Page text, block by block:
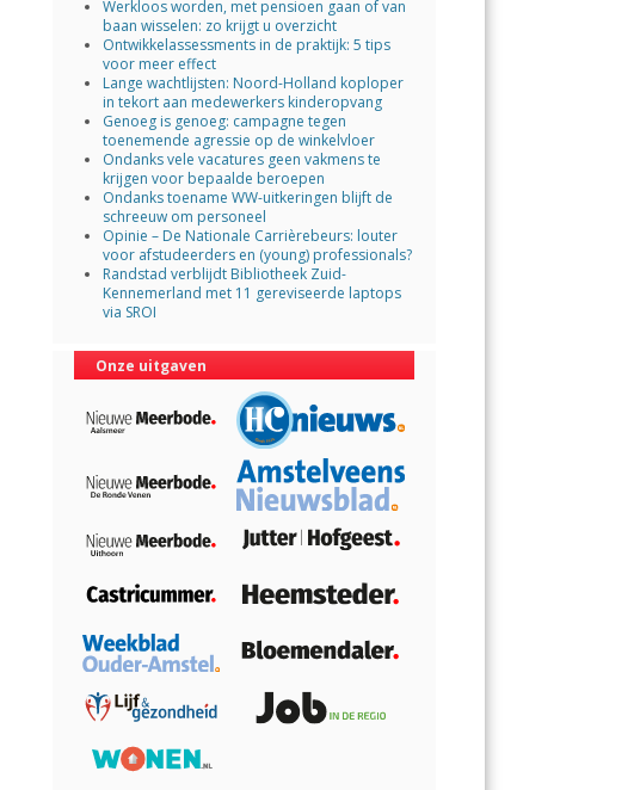
Werkloos worden, met pensioen gaan of van
baan wisselen: zo krijgt u overzicht
Ontwikkelassessments in de praktijk: 5 tips
voor meer effect
Lange wachtlijsten: Noord-Holland koploper
in tekort aan medewerkers kinderopvang
Genoeg is genoeg: campagne tegen
toenemende agressie op de winkelvloer
Ondanks vele vacatures geen vakmens te
krijgen voor bepaalde beroepen
Ondanks toename WW-uitkeringen blijft de
schreeuw om personeel
Opinie – De Nationale Carrièrebeurs: louter
voor afstudeerders en (young) professionals?
Randstad verblijdt Bibliotheek Zuid-
Kennemerland met 11 gereviseerde laptops
via SROI
Onze uitgaven